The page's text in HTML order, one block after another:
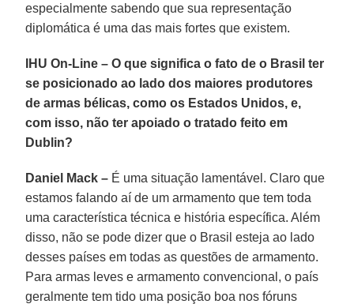
especialmente sabendo que sua representação
diplomática é uma das mais fortes que existem.
IHU On-Line – O que significa o fato de o Brasil ter
se posicionado ao lado dos maiores produtores
de armas bélicas, como os Estados Unidos, e,
com isso, não ter apoiado o tratado feito em
Dublin?
Daniel Mack – É uma situação lamentável. Claro que
estamos falando aí de um armamento que tem toda
uma característica técnica e história específica. Além
disso, não se pode dizer que o Brasil esteja ao lado
desses países em todas as questões de armamento.
Para armas leves e armamento convencional, o país
geralmente tem tido uma posição boa nos fóruns